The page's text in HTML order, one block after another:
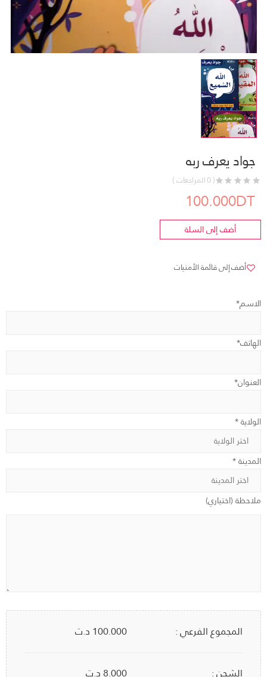
جواد يعرف ربه
( 0 المراجعات )
100.000DT
أضف إلى السلة
أضف إلى قائمة الأمنيات
الاسم*
الهاتف*
العنوان*
الولاية *
المدينة *
ملاحظة (اختياري)
المجموع الفرعي : 100.000 د.ت
الشحن : 8.000 د.ت